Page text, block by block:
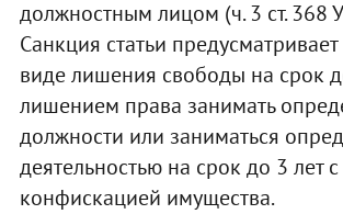
должностным лицом (ч. 3 ст. 368
Санкция статьи
виде лишения свободы на срок
лишением права занимать
должности или заниматься
деятельностью на срок до 3 лет с
конфискацией имущества.